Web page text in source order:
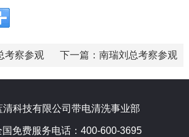
考察参观 下一篇：南瑞刘总考察参观
清科技有限公司带电清洗事业部
国免费服务电话：400-600-3695